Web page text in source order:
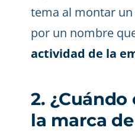
tema al montar
por un nombre
actividad de la
2.
la marca